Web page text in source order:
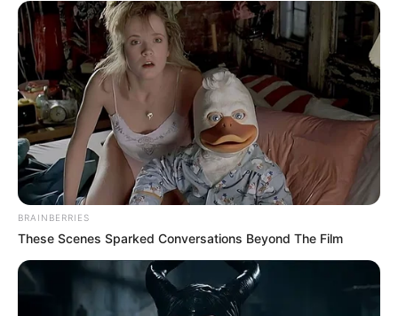
Motos e bicicletas para ACS e ACE: veja o
passo a passo para conseguir o benefício.
Câmara dos Deputados: anuênios, triênios,
quinquênios, sexta-parte e licenças-prêmio
entram no debate.
FNARAS em Brasília: Senado pode
promulgar PEC 14 em semana de
Presidente Kennedy (ES) abre processo
seletivo para Agentes de Saúde e de
Combate às Endemias.
BRAINBERRIES
These Scenes Sparked Conversations Beyond The Film